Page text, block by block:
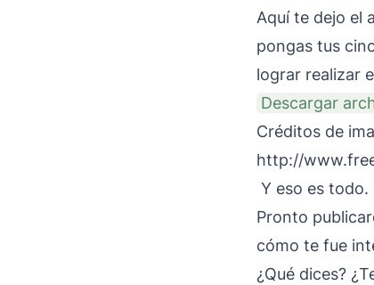
Aquí te dejo el
pongas tus
lograr realizar
Descargar
Créditos de
http://
Y eso es todo.
Pronto
cómo te fue
¿Qué dices?